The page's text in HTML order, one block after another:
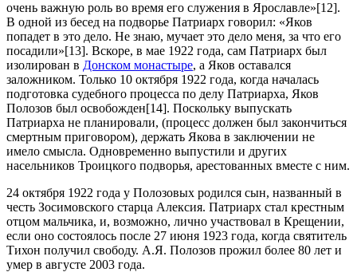
очень важную роль во время его служения в Ярославле»[12].
В одной из бесед на подворье Патриарх говорил: «Яков
попадет в это дело. Не знаю, мучает это дело меня, за что его
посадили»[13]. Вскоре, в мае 1922 года, сам Патриарх был
изолирован в Донском монастыре, а Яков оставался
заложником. Только 10 октября 1922 года, когда началась
подготовка судебного процесса по делу Патриарха, Яков
Полозов был освобожден[14]. Поскольку выпускать
Патриарха не планировали, (процесс должен был закончиться
смертным приговором), держать Якова в заключении не
имело смысла. Одновременно выпустили и других
насельников Троицкого подворья, арестованных вместе с ним.
24 октября 1922 года у Полозовых родился сын, названный в
честь Зосимовского старца Алексия. Патриарх стал крестным
отцом мальчика, и, возможно, лично участвовал в Крещении,
если оно состоялось после 27 июня 1923 года, когда святитель
Тихон получил свободу. А.Я. Полозов прожил более 80 лет и
умер в августе 2003 года.